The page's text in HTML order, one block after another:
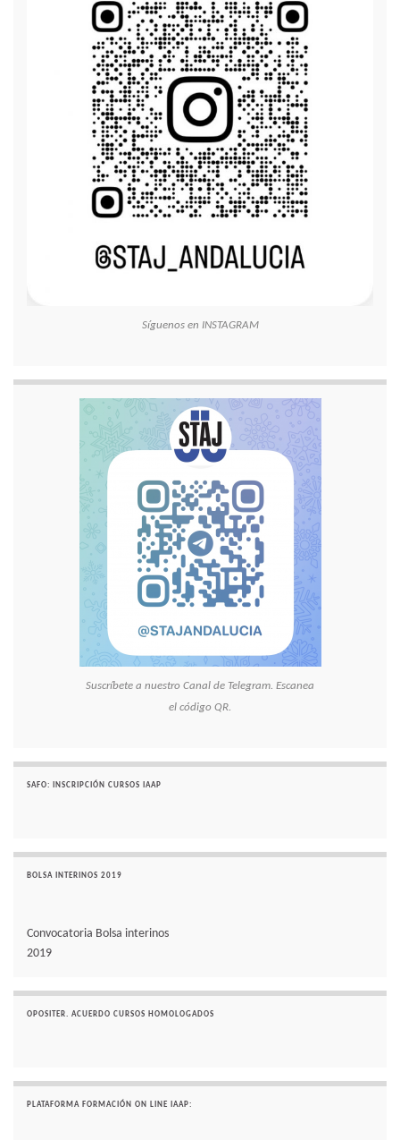
Síguenos en INSTAGRAM
Suscríbete a nuestro Canal de Telegram. Escanea
el código QR.
SAFO: INSCRIPCIÓN CURSOS IAAP
BOLSA INTERINOS 2019
Convocatoria Bolsa interinos
2019
OPOSITER. ACUERDO CURSOS HOMOLOGADOS
PLATAFORMA FORMACIÓN ON LINE IAAP: